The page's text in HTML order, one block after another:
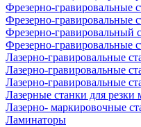
Фрезерно-гравировальные
Фрезерно-гравировальные
Фрезерно-
Фрезерно-гравировальные
Лазерно-гравировальные
Лазерно-гравировальные
Лазерно-гравировальные
Лазерные станки для резки
Лазерно- маркировочные
Ламинаторы